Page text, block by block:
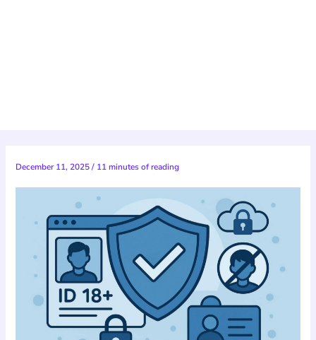
December 11, 2025/ 11 minutes of reading